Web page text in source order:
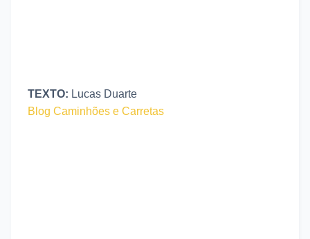
TEXTO: Lucas Duarte
Blog Caminhões e Carretas